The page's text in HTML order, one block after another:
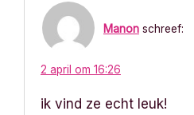
Manon schreef:
2 april om 16:26
ik vind ze echt leuk!